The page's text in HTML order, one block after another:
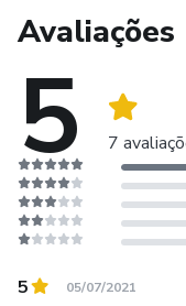
científicas
Birmingham (Reino
Veja publicações no
(https://
Avaliações
5 7
5 05/07/2021